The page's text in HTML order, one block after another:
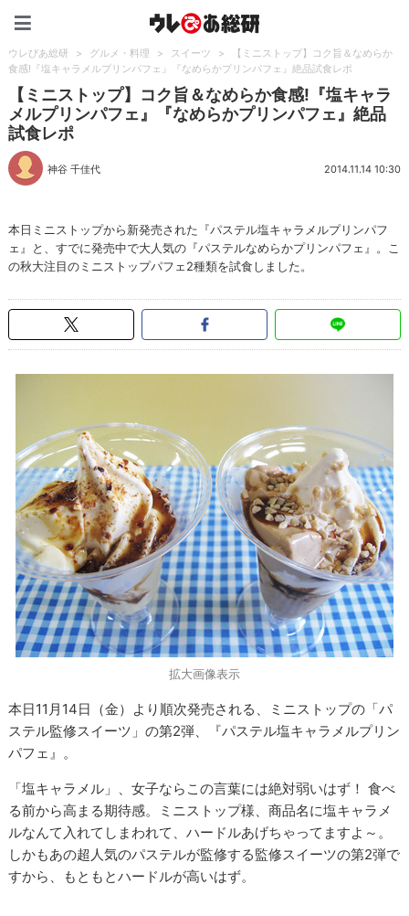
ウレぴあ総研 > グルメ・料理 > スイーツ >
【ミニストップ】コク旨＆なめらか
食感!『塩キャラメルプリンパフェ』『なめらかプリンパフェ』絶品試食レポ
【ミニストップ】コク旨＆なめらか食感!『塩キャラ
メルプリンパフェ』『なめらかプリンパフェ』絶品
試食レポ
神谷 千佳代 2014.11.14 10:30
本日ミニストップから新発売された『パステル塩キャラメルプリンパフ
ェ』と、すでに発売中で大人気の『パステルなめらかプリンパフェ』。こ
の秋大注目のミニストップパフェ2種類を試食しました。
拡大画像表示
本日11月14日（金）より順次発売される、ミニストップの「パ
ステル監修スイーツ」の第2弾、『パステル塩キャラメルプリン
パフェ』。
「塩キャラメル」、女子ならこの言葉には絶対弱いはず！ 食べ
る前から高まる期待感。ミニストップ様、商品名に塩キャラメ
ルなんて入れてしまわれて、ハードルあげちゃってますよ～。
しかもあの超人気のパステルが監修する監修スイーツの第2弾で
すから、もともとハードルが高いはず。